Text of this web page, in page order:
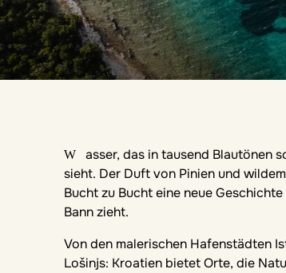
Wasser, das in tausend Blautönen schimmert und so klar ist, dass man die Fische schon vom Ufer aus
sieht. Der Duft von Pinien und
Bucht zu Bucht eine neue
Bann zieht.
Von den malerischen Hafenstädten
Lošinjs: Kroatien bietet Orte, die